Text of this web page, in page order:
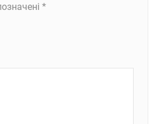
*